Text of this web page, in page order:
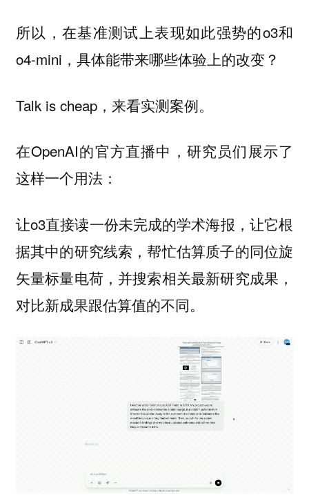
所以，在基准测试上表现如此强势的o3和
o4-mini，具体能带来哪些体验上的改变？
Talk is cheap，来看实测案例。
在OpenAI的官方直播中，研究员们展示了
这样一个用法：
让o3直接读一份未完成的学术海报，让它根
据其中的研究线索，帮忙估算质子的同位旋
矢量标量电荷，并搜索相关最新研究成果，
对比新成果跟估算值的不同。